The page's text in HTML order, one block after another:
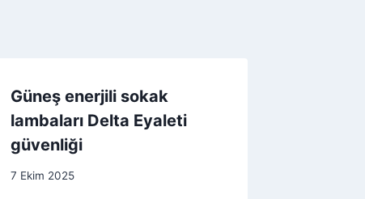
Güneş enerjili sokak
lambaları Delta Eyaleti
güvenliği
7 Ekim 2025